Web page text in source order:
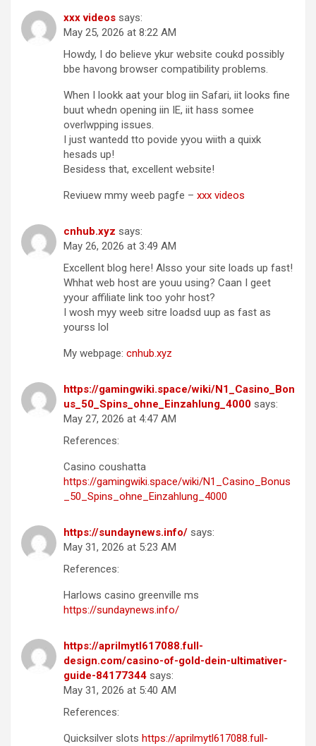
xxx videos says:
May 25, 2026 at 8:22 AM
Howdy, I do believe ykur website coukd possibly
bbe havong browser compatibility problems.
When I lookk aat your blog iin Safari, iit looks fine
buut whedn opening iin IE, iit hass somee
overlwpping issues.
I just wantedd tto povide yyou wiith a quixk
hesads up!
Besidess that, excellent website!
Reviuew mmy weeb pagfe – xxx videos
cnhub.xyz says:
May 26, 2026 at 3:49 AM
Excellent blog here! Alsso your site loads up fast!
Whhat web host are youu using? Caan I geet
yyour affiliate link too yohr host?
I wosh myy weeb sitre loadsd uup as fast as
yourss lol
My webpage: cnhub.xyz
https://gamingwiki.space/wiki/N1_Casino_Bon
us_50_Spins_ohne_Einzahlung_4000 says:
May 27, 2026 at 4:47 AM
References:
Casino coushatta
https://gamingwiki.space/wiki/N1_Casino_Bonus
_50_Spins_ohne_Einzahlung_4000
https://sundaynews.info/ says:
May 31, 2026 at 5:23 AM
References:
Harlows casino greenville ms
https://sundaynews.info/
https://aprilmytl617088.full-
design.com/casino-of-gold-dein-ultimativer-
guide-84177344 says:
May 31, 2026 at 5:40 AM
References:
Quicksilver slots https://aprilmytl617088.full-